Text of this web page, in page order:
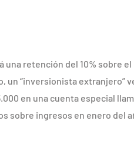
retención del 10% sobre
un “inversionista extranjero”
en una cuenta especial
sobre ingresos en enero del